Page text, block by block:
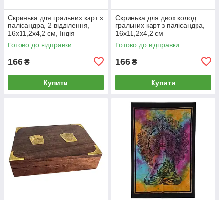
Скринька для гральних карт з
палісандра, 2 відділення,
16х11,2х4,2 см, Індія
Готово до відправки
166 ₴
Купити
Скринька для двох колод
гральних карт з палісандра,
16х11,2х4,2 см
Готово до відправки
166 ₴
Купити